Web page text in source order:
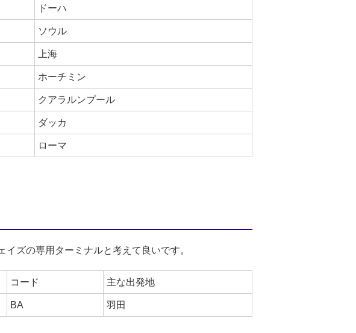
ドーハ
ソウル
上海
ホーチミン
クアラルンプール
ダッカ
ローマ
ズの専用ターミナルと考えて良いです。
コード 主な出発地
BA 羽田